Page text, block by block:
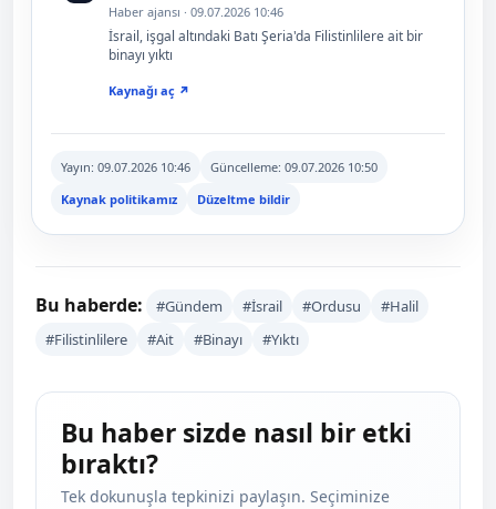
Haber ajansı · 09.07.2026 10:46
İsrail, işgal altındaki Batı Şeria'da Filistinlilere ait bir
binayı yıktı
Kaynağı aç ↗
Yayın: 09.07.2026 10:46 Güncelleme: 09.07.2026 10:50
Kaynak politikamız
Düzeltme bildir
Bu haberde: #Gündem #İsrail #Ordusu
#Halil
#Filistinlilere
#Ait #Binayı #Yıktı
Bu haber sizde nasıl bir etki
bıraktı?
Tek dokunuşla tepkinizi paylaşın. Seçiminize